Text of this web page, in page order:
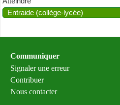
Communiquer
Signaler une erreur
Contribuer
Nous contacter